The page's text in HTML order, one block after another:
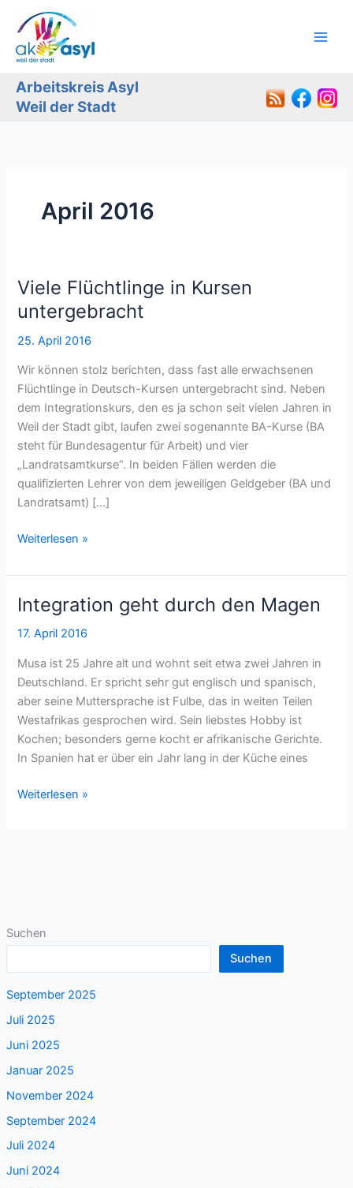
Inhalt
springen
Arbeitskreis Asyl
Weil der Stadt
Suchen
Suchen
September 2025
Juli 2025
Juni 2025
Januar 2025
November 2024
September 2024
Juli 2024
Juni 2024
April 2016
Viele Flüchtlinge in Kursen
untergebracht
25. April 2016
Wir können stolz berichten, dass fast alle erwachsenen
Flüchtlinge in Deutsch-Kursen untergebracht sind. Neben
dem Integrationskurs, den es ja schon seit vielen Jahren in
Weil der Stadt gibt, laufen zwei sogenannte BA-Kurse (BA
steht für Bundesagentur für Arbeit) und vier
„Landratsamtkurse“. In beiden Fällen werden die
qualifizierten Lehrer von dem jeweiligen Geldgeber (BA und
Landratsamt) […]
Viele
in
Kursen
untergebracht
Weiterlesen »
Integration geht durch den Magen
17. April 2016
Musa ist 25 Jahre alt und wohnt seit etwa zwei Jahren in
Deutschland. Er spricht sehr gut englisch und spanisch,
aber seine Muttersprache ist Fulbe, das in weiten Teilen
Westafrikas gesprochen wird. Sein liebstes Hobby ist
Kochen; besonders gerne kocht er afrikanische Gerichte.
In Spanien hat er über ein Jahr lang in der Küche eines
Integration
Weiterlesen »